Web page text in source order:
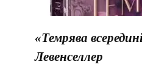
«Темрява
Левенселлер